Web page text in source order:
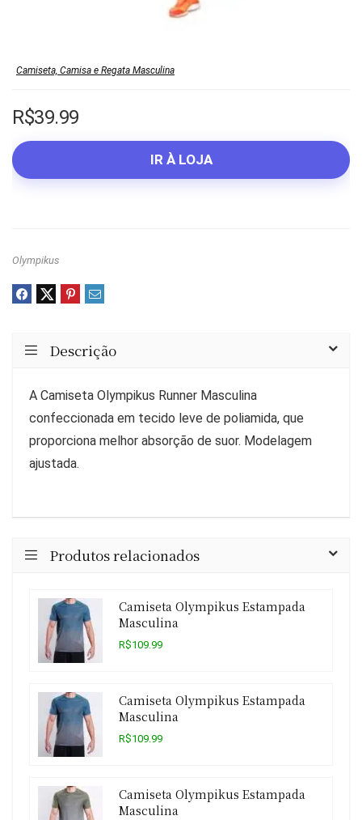
Camiseta, Camisa e Regata Masculina
R$39.99
IR À LOJA
Olympikus
Descrição
A Camiseta Olympikus Runner Masculina
confeccionada em tecido leve de poliamida, que
proporciona melhor absorção de suor. Modelagem
ajustada.
Produtos relacionados
Camiseta Olympikus Estampada
Masculina
R$109.99
Camiseta Olympikus Estampada
Masculina
R$109.99
Camiseta Olympikus Estampada
Masculina